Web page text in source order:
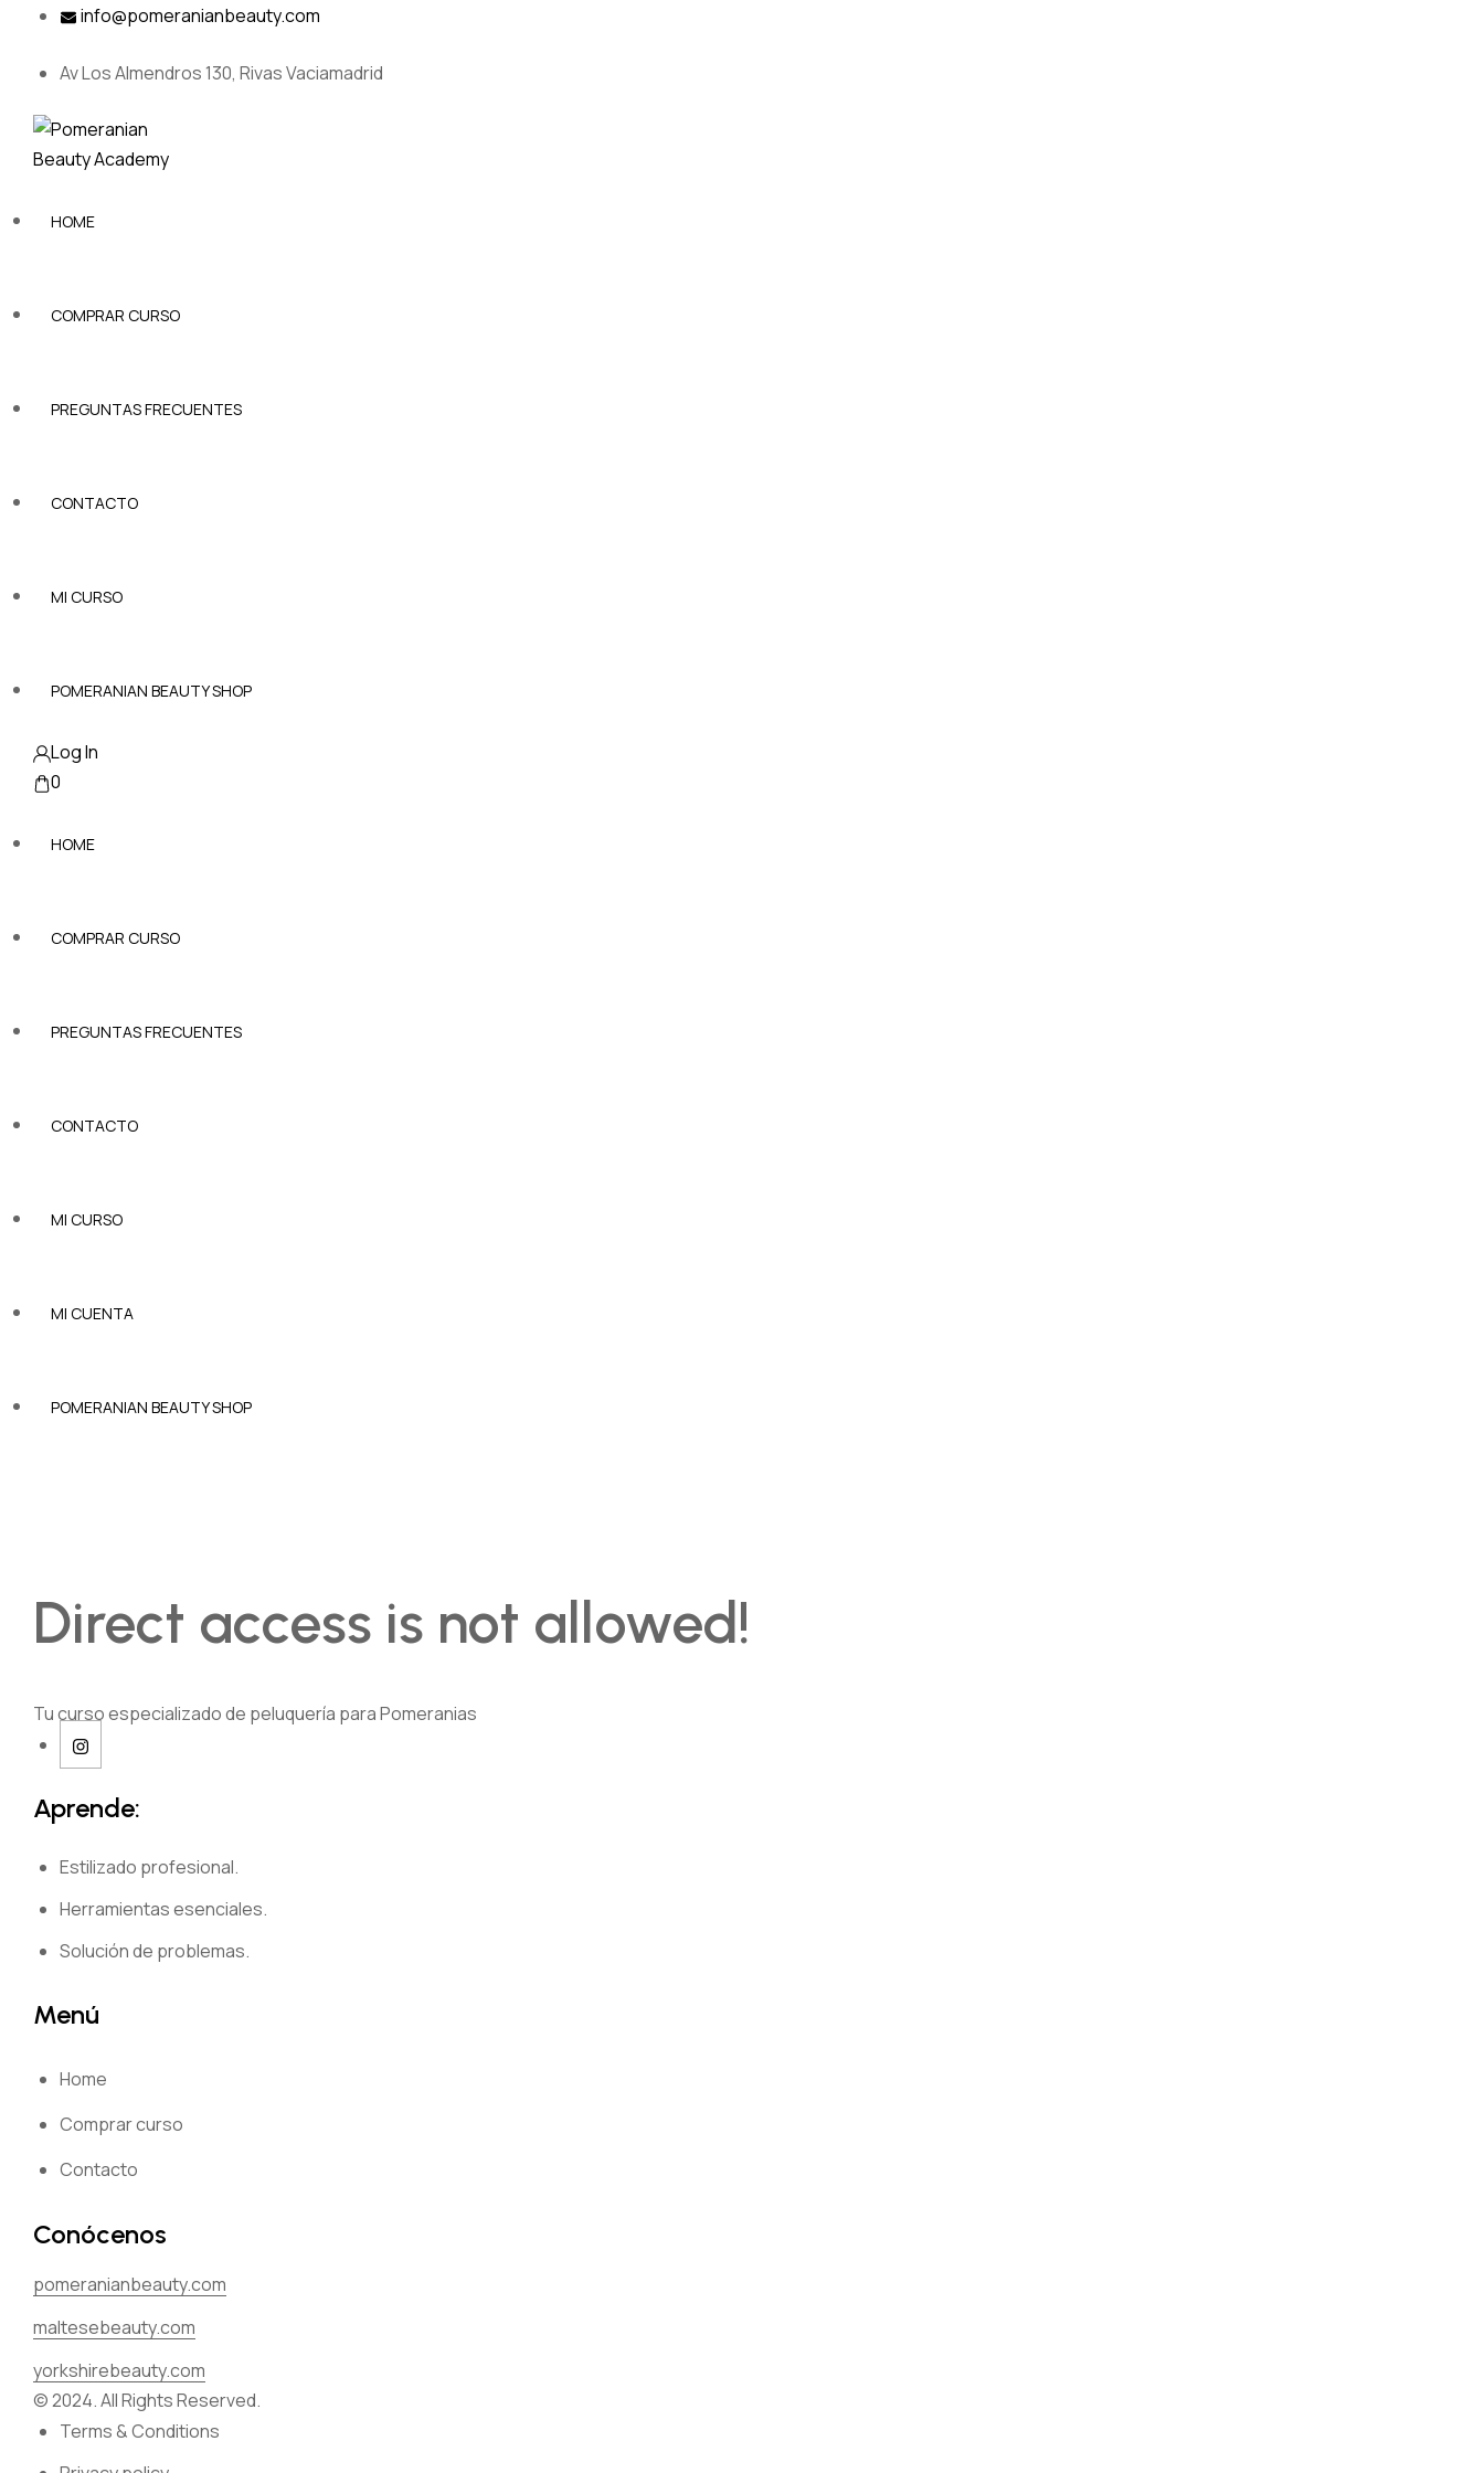
content
info@pomeranianbeauty.com
Av Los Almendros 130, Rivas Vaciamadrid
HOME
COMPRAR CURSO
PREGUNTAS FRECUENTES
CONTACTO
MI CURSO
POMERANIAN BEAUTY SHOP
Log In
0
HOME
COMPRAR CURSO
PREGUNTAS FRECUENTES
CONTACTO
MI CURSO
MI CUENTA
POMERANIAN BEAUTY SHOP
Direct access is not allowed!
Tu curso especializado de peluquería para Pomeranias
Aprende:
Estilizado profesional.
Herramientas esenciales.
Solución de problemas.
Menú
Home
Comprar curso
Contacto
Conócenos
pomeranianbeauty.com
maltesebeauty.com
yorkshirebeauty.com
© 2024. All Rights Reserved.
Terms & Conditions